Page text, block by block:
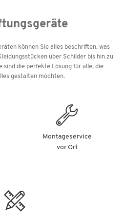
können Sie alles beschriften, was
über Schilder bis hin zu
sind die perfekte Lösung für alle, die
gestalten möchten.
Montageservice
vor Ort